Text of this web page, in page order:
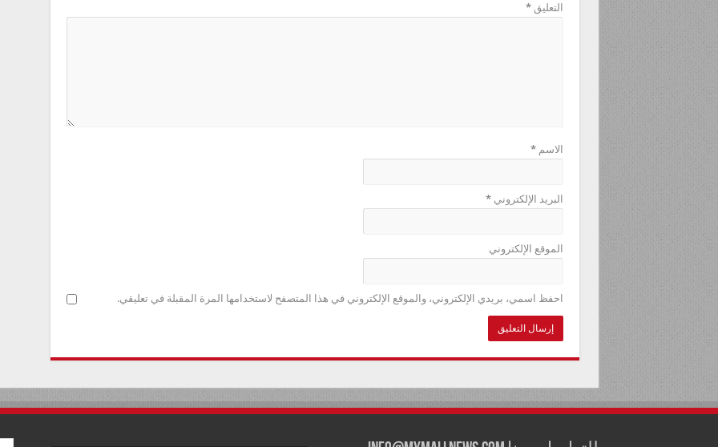
التعليق*
الاسم*
البريد الإلكتروني*
الموقع الإلكتروني
احفظ اسمي، بريدي الإلكتروني، والموقع الإلكتروني في هذا المتصفح لاستخدامها المرة المقبلة في تعليقي.